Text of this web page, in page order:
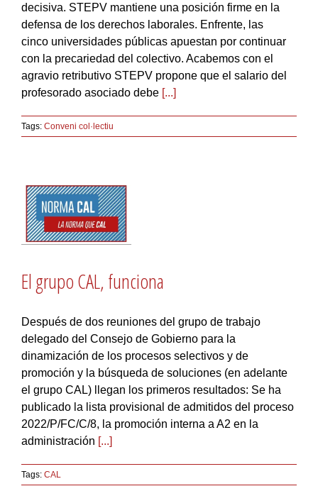
decisiva. STEPV mantiene una posición firme en la
defensa de los derechos laborales. Enfrente, las
cinco universidades públicas apuestan por continuar
con la precariedad del colectivo. Acabemos con el
agravio retributivo STEPV propone que el salario del
profesorado asociado debe [...]
Tags: Conveni col·lectiu
El grupo CAL, funciona
Después de dos reuniones del grupo de trabajo
delegado del Consejo de Gobierno para la
dinamización de los procesos selectivos y de
promoción y la búsqueda de soluciones (en adelante
el grupo CAL) llegan los primeros resultados: Se ha
publicado la lista provisional de admitidos del proceso
2022/P/FC/C/8, la promoción interna a A2 en la
administración [...]
Tags: CAL